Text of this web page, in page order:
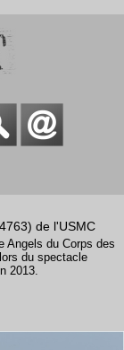
de l'USMC
Angels du Corps des
du spectacle
2013.